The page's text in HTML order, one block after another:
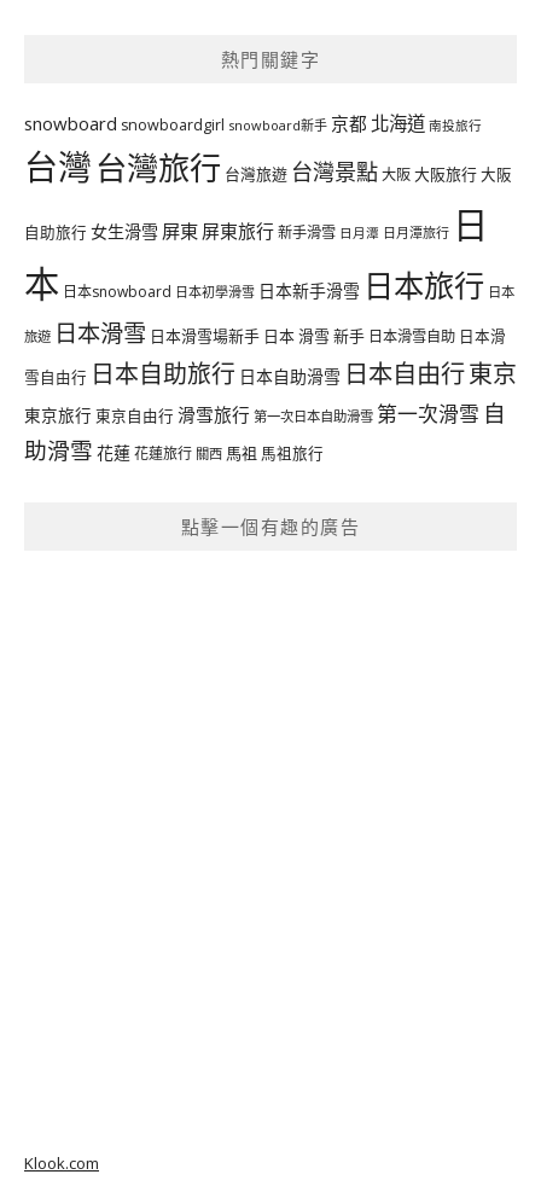
熱門關鍵字
snowboard snowboardgirl snowboard新手 京都 北海道 南投旅行
台灣台灣旅行 台灣旅遊 台灣景點大阪大阪旅行大阪
自助旅行 女生滑雪 屏東 屏東旅行新手滑雪 日月潭 日月潭旅行 日
本 日本snowboard 日本初學滑雪 日本新手滑雪 日本旅行 日本
旅遊 日本滑雪 日本滑雪場新手 日本 滑雪 新手 日本滑雪自助 日本滑
雪自由行 日本自助旅行 日本自助滑雪 日本自由行東京
東京旅行 東京自由行 滑雪旅行 第一次日本自助滑雪 第一次滑雪 自
助滑雪 花蓮花蓮旅行 關西 馬祖 馬祖旅行
點擊一個有趣的廣告
Klook.com